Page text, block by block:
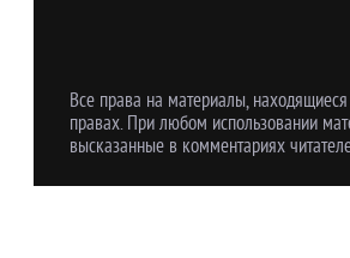
Все права на материалы,
правах. При любом использовании
высказанные в комментариях